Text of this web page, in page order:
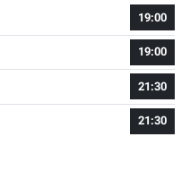
19:00
19:00
21:30
21:30